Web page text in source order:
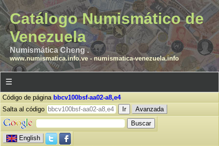
Catálogo Numismático de
Venezuela
Numismática Cheng .
www.numismatica.info.ve- numismatica-venezuela.info
☰
Código de página bbcv100bsf-aa02-a8,e4
Salta al código
Avanzada
English